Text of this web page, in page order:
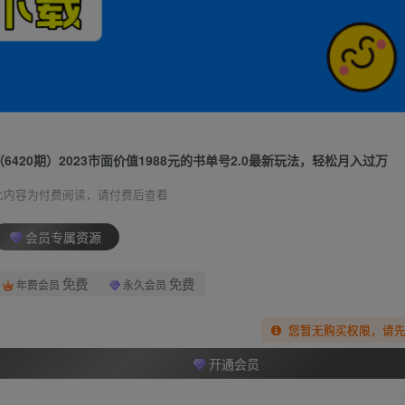
6420期）2023市面价值1988元的书单号2.0最新玩法，轻松月入过万
内容为付费阅读，请付费后查看
会员专属资源
年费会员 免费 永久会员 免费
您暂无购买权限，请
开通会员